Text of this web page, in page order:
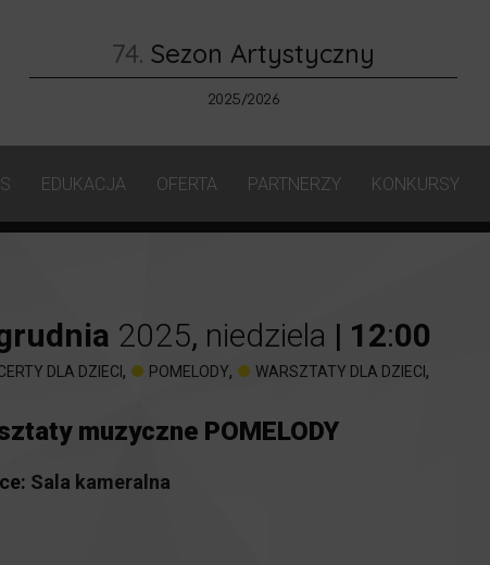
74. Sezon Artystyczny
2025/2026
EDUKACJA OFERTA PARTNERZY KONKURSY
2025, niedziela | 12:00
DLA DZIECI , POMELODY, WARSZTATY DLA DZIECI ,
muzyczne POMELODY
Sala kameralna